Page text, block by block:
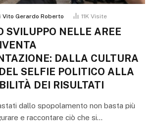
Vito Gerardo Roberto 11K Visite
SVILUPPO NELLE AREE
DALLA CULTURA
SELFIE POLITICO ALLA
DEI RISULTATI
dallo spopolamento non basta più
e raccontare ciò che si…